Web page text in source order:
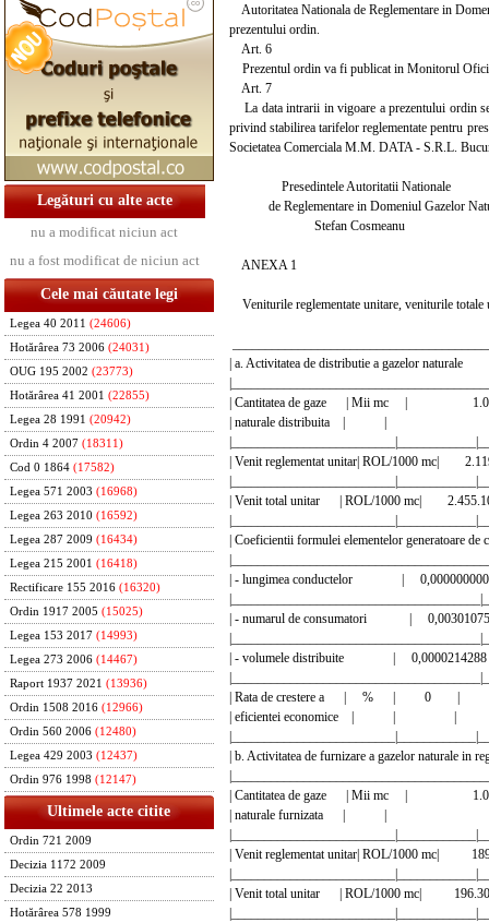
Legături cu alte acte
nu a modificat niciun act
nu a fost modificat de niciun act
Cele mai căutate legi
Legea 40 2011 (24606)
Hotărârea 73 2006 (24031)
OUG 195 2002 (23773)
Hotărârea 41 2001 (22855)
Legea 28 1991 (20942)
Ordin 4 2007 (18311)
Cod 0 1864 (17582)
Legea 571 2003 (16968)
Legea 263 2010 (16592)
Legea 287 2009 (16434)
Legea 215 2001 (16418)
Rectificare 155 2016 (16320)
Ordin 1917 2005 (15025)
Legea 153 2017 (14993)
Legea 273 2006 (14467)
Raport 1937 2021 (13936)
Ordin 1508 2016 (12966)
Ordin 560 2006 (12480)
Legea 429 2003 (12437)
Ordin 976 1998 (12147)
Ultimele acte citite
Ordin 721 2009
Decizia 1172 2009
Decizia 22 2013
Hotărârea 578 1999
Autoritatea Nationala de Reglementare in
prezentului ordin.
Art. 6
Prezentul ordin va fi publicat in Monitorul
Art. 7
La data intrarii in vigoare a prezentului ordin
privind stabilirea tarifelor reglementate pentru
Societatea Comerciala M.M. DATA - S.R.L.
Presedintele Autoritatii Nationale
de Reglementare in Domeniul Gazelor
Stefan Cosmeanu
ANEXA 1
Veniturile reglementate unitare, veniturile
| a. Activitatea de distributie a
| Cantitatea de gaze | Mii mc
| naturale distribuita
| Venit reglementat unitar| ROL/1000 mc|
| Venit total unitar | ROL/1000 mc|
| Coeficientii formulei elementelor
| - lungimea conductelor |
| - numarul de consumatori |
| - volumele distribuite | 0,0000214288
| Rata de crestere a | % | 0 |
| eficientei economice | | |
| b. Activitatea de furnizare a gazelor naturale
| Cantitatea de gaze | Mii mc
| naturale furnizata |
| Venit reglementat unitar| ROL/1000 mc|
| Venit total unitar | ROL/1000 mc| 196.300